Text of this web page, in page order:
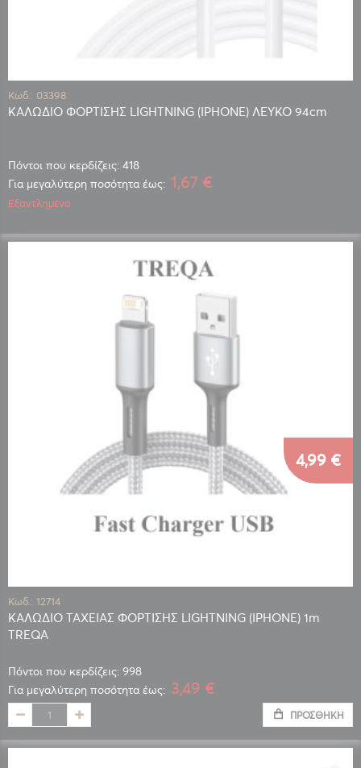
Κωδ.: 03398
ΚΑΛΩΔΙΟ ΦΟΡΤΙΣΗΣ LIGHTNING (IPHONE) ΛΕΥΚΟ 94cm
Πόντοι που κερδίζεις: 418
Για μεγαλύτερη ποσότητα έως: 1,67 €
Εξαντλημένο
Κωδ.: 12714
ΚΑΛΩΔΙΟ ΤΑΧΕΙΑΣ ΦΟΡΤΙΣΗΣ LIGHTNING (IPHONE) 1m
TREQA
Πόντοι που κερδίζεις: 998
4,99 €
Για μεγαλύτερη ποσότητα έως: 3,49 €
ΠΡΟΣΘΉΚΗ